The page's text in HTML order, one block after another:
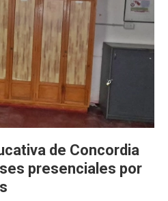
de Concordia
presenciales por